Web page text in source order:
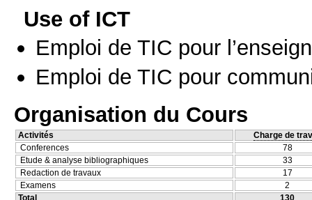
Use of ICT
Emploi de TIC pour
Emploi de TIC pour
Organisation du Cours
Activités
Charge de
Conferences
78
Etude & analyse bibliographiques
33
Redaction de travaux
17
Examens
2
Total
130